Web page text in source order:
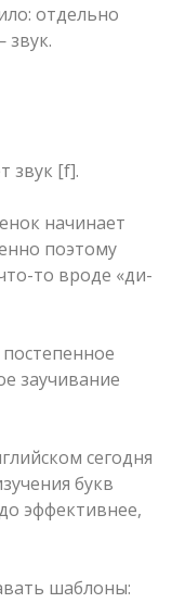
отдельно
звук.
звук [f].
начинает
поэтому
то вроде «ди-
заучивание
сегодня
букв
эффективнее,
шаблоны: